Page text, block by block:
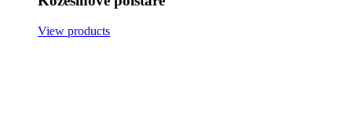
View products